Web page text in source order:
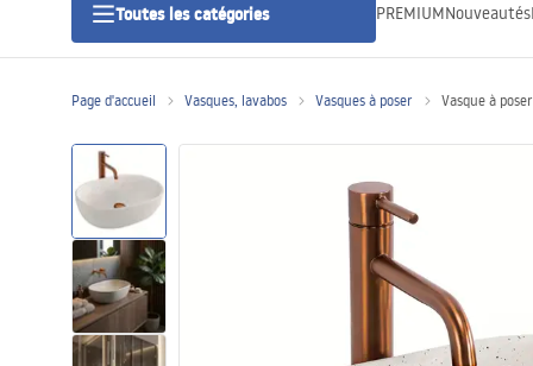
Toutes les catégories
Portes de douche
Receveurs de douche
Caniveaux de douche
PREMIUMNouveautés
Page d'accueil Vasques, lavabos Vasques à poser Vasque à